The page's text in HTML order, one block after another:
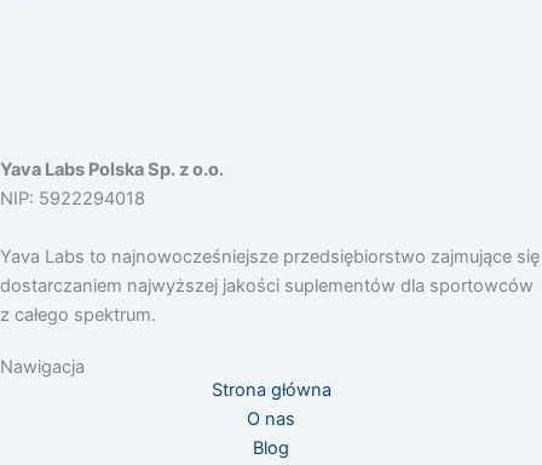
k
a
m
Yava Labs Polska Sp. z o.o.
NIP: 5922294018
Yava Labs to najnowocześniejsze przedsiębiorstwo zajmujące się
dostarczaniem najwyższej jakości suplementów dla sportowców
z całego spektrum.
Nawigacja
Strona główna
O nas
Blog